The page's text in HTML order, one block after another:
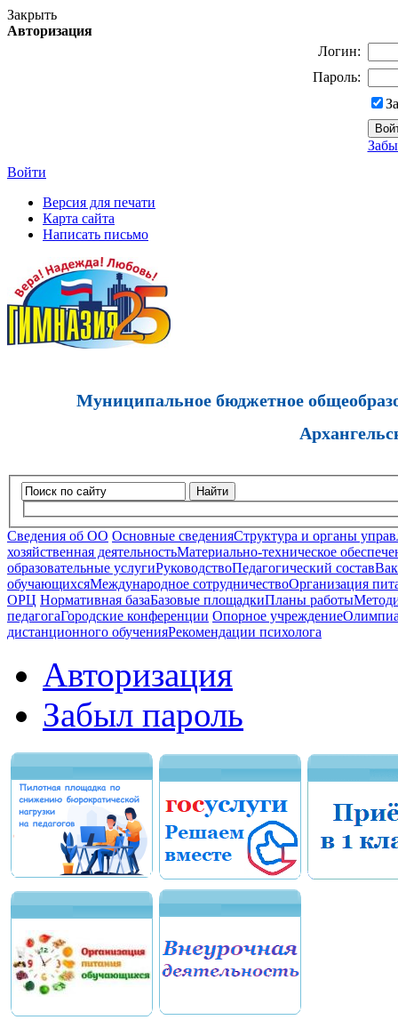
Закрыть
Авторизация
Логин:
Пароль:
Войти
Версия для печати
Карта сайта
Написать письмо
Муниципальное бюджетное
Найти
Сведения об ОО Основные сведенияСтруктура и органы
хозяйственная деятельностьМатериально-техническое
образовательные услугиРуководствоПедагогический состав
обучающихсяМеждународное сотрудничествоОрганизация
ОРЦ Нормативная базаБазовые площадкиПланы работы
педагогаГородские конференции Опорное учреждение
дистанционного обученияРекомендации психолога
Авторизация
Забыл пароль